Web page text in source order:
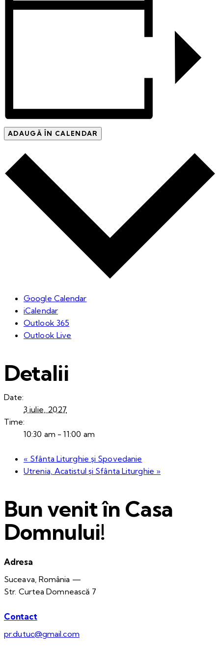
ADAUGĂ ÎN CALENDAR
Google Calendar
iCalendar
Outlook 365
Outlook Live
Detalii
Date:
3 iulie, 2027
Time:
10:30 am - 11:00 am
« Sfânta Liturghie și Spovedanie
Utrenia, Acatistul și Sfânta Liturghie »
Bun venit în Casa
Domnului!
Adresa
Suceava, România —
Str. Curtea Domnească 7
Contact
pr.dutuc@gmail.com